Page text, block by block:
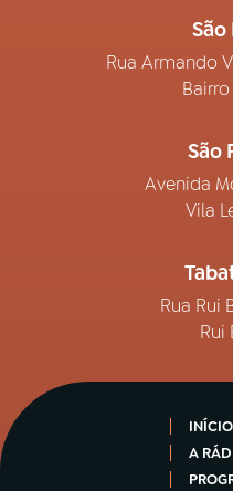
São
Rua Armando
São
Avenida
Vila
Rua Rui
Rui
INÍCIO
A